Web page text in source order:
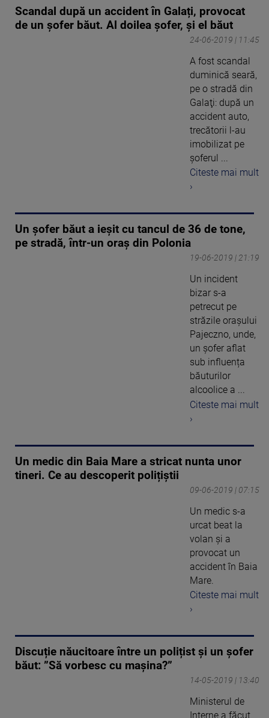
Scandal după un accident în Galați, provocat
de un șofer băut. Al doilea șofer, și el băut
24-06-2019 | 11:45
A fost scandal
duminică seară,
pe o stradă din
Galaţi: după un
accident auto,
trecătorii l-au
imobilizat pe
şoferul ...
Citeste mai mult
›
Un șofer băut a ieșit cu tancul de 36 de tone,
pe stradă, într-un oraș din Polonia
19-06-2019 | 21:19
Un incident
bizar s-a
petrecut pe
străzile orașului
Pajeczno, unde,
un șofer aflat
sub influența
băuturilor
alcoolice a ...
Citeste mai mult
›
Un medic din Baia Mare a stricat nunta unor
tineri. Ce au descoperit polițiștii
09-06-2019 | 07:15
Un medic s-a
urcat beat la
volan și a
provocat un
accident în Baia
Mare.
Citeste mai mult
›
Discuție năucitoare între un polițist și un șofer
băut: ”Să vorbesc cu mașina?”
14-05-2019 | 13:40
Ministerul de
Interne a făcut